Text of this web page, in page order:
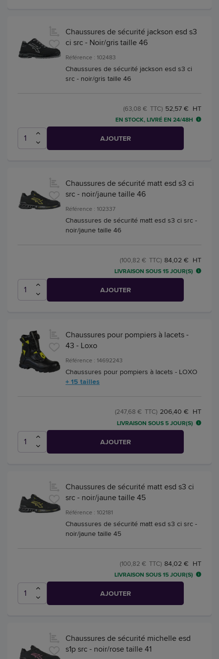
Chaussures de sécurité jackson esd s3
ci src - Noir/gris taille 46
Référence : 102483
Chaussures de sécurité jackson esd s3 ci
src - noir/gris taille 46
52,57 € HT
(63,08 € TTC)
EN STOCK, LIVRÉ EN 24/48H
AJOUTER
Chaussures de sécurité matt esd s3 ci
src - noir/jaune taille 46
Référence : 102337
Chaussures de sécurité matt esd s3 ci src -
noir/jaune taille 46
84,02 € HT
(100,82 € TTC)
LIVRAISON SOUS 15 JOUR(S)
AJOUTER
Chaussures pour pompiers à lacets -
43 - Loxo
Référence : 14692243
Chaussures pour pompiers à lacets - LOXO
+ 15 tailles
206,40 € HT
(247,68 € TTC)
LIVRAISON SOUS 5 JOUR(S)
AJOUTER
Chaussures de sécurité matt esd s3 ci
src - noir/jaune taille 45
Référence : 102181
Chaussures de sécurité matt esd s3 ci src -
noir/jaune taille 45
84,02 € HT
(100,82 € TTC)
LIVRAISON SOUS 15 JOUR(S)
AJOUTER
Chaussures de sécurité michelle esd
s1p src - noir/rose taille 41